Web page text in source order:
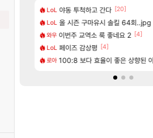
LoL 야동 투척하고 간다 [20]
LoL 올 시즌 구마유시 솔킬 64회..jpg
와우 이번주 교역소 룩 좋네요 2 [4]
LoL 페이즈 감상평 [4]
로아 100:8 보다 효율이 좋은 상향된
리싱크드 리싱크드 1.06 패치노트
여행 국내에도 이쁜곳이 많은것 같습
해외겜 AI발 원가 압박, 메인보드값 오
해외겜 중국 CXMT, D램 매출 점유율
섭컬겜 [무한대] 출시일, 8월 13일에